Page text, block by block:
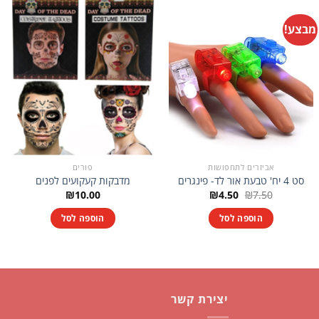
מבצע!
אביזרים לתחפושות
סט 4 יח' טבעת אור לד- פינגרים
₪7.50 המחיר
היה:
₪7.50.
₪4.50 המחיר
הוא:
₪4.50. הוספה לסל
פורים
מדבקות קעקועים לפנים
₪10.00
הוספה לסל
יצירת קשר